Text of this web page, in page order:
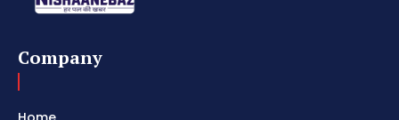
Company